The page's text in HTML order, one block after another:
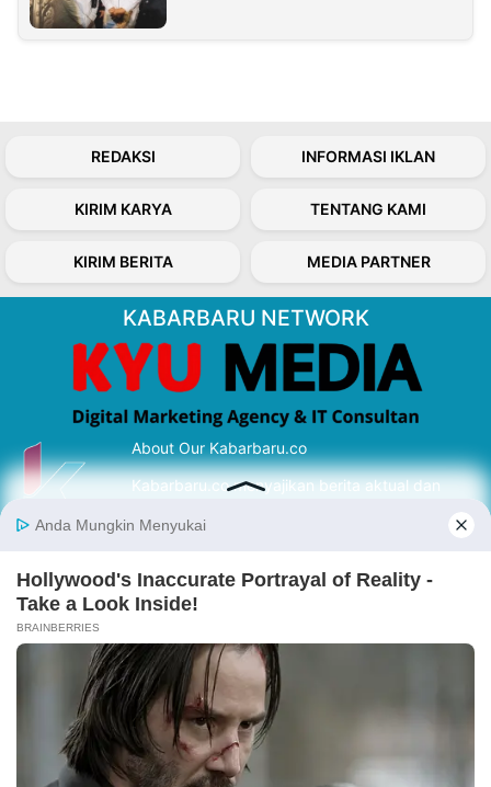
REDAKSI INFORMASI IKLAN
KIRIM KARYA TENTANG KAMI
KIRIM BERITA MEDIA PARTNER
KABARBARU NETWORK
About Our Kabarbaru.co
Kabarbaru.co menyajikan berita aktual dan
serta terverifikasi dari sumber yang tepat.
Follow Kabarbaru
Kabarbaru.co
Copyright © 2026. All rights reserved